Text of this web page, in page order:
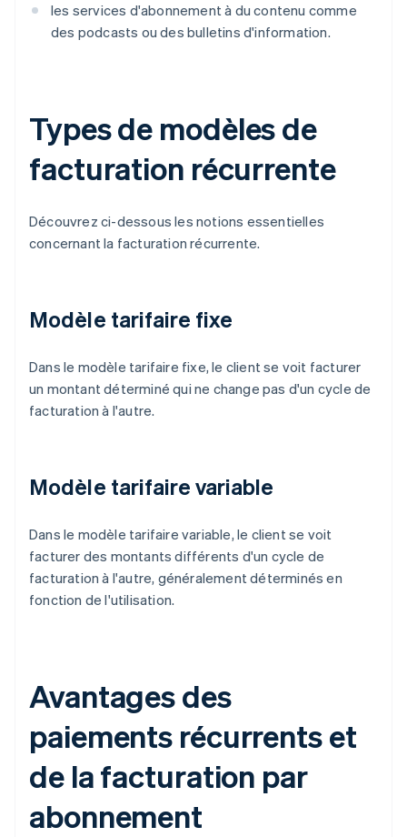
les services d'abonnement à du contenu comme
des podcasts ou des bulletins d'information.
Types de modèles de
facturation récurrente
Découvrez ci-dessous les notions essentielles
concernant la facturation récurrente.
Modèle tarifaire fixe
Dans le modèle tarifaire fixe, le client se voit facturer
un montant déterminé qui ne change pas d'un cycle de
facturation à l'autre.
Modèle tarifaire variable
Dans le modèle tarifaire variable, le client se voit
facturer des montants différents d'un cycle de
facturation à l'autre, généralement déterminés en
fonction de l'utilisation.
Avantages des
paiements récurrents et
de la facturation par
abonnement